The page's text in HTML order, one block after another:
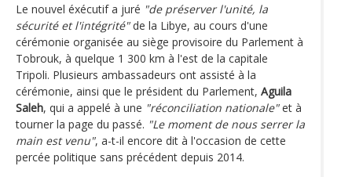
Le nouvel éxécutif a juré "de préserver l'unité, la
sécurité et l'intégrité"de la Libye, au cours d'une
cérémonie organisée au siège provisoire du Parlement à
Tobrouk, à quelque 1 300 km à l'est de la capitale
Tripoli. Plusieurs ambassadeurs ont assisté à la
cérémonie, ainsi que le président du Parlement, Aguila
Saleh, qui a appelé à une "réconciliation nationale"et à
tourner la page du passé. "Le moment de nous serrer la
main est venu", a-t-il encore dit à l'occasion de cette
percée politique sans précédent depuis 2014.